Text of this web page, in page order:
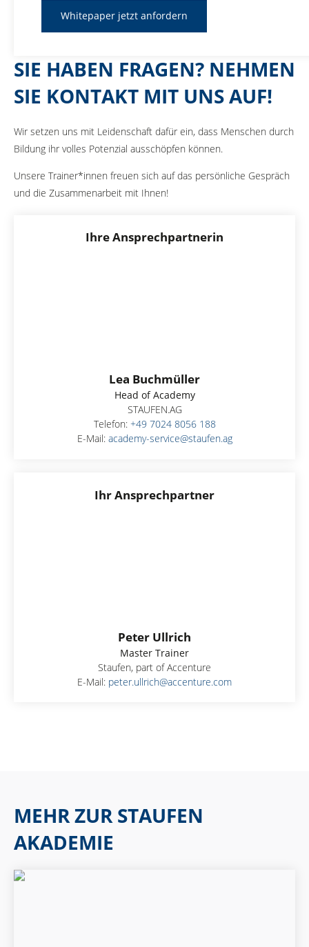
SIE HABEN FRAGEN? NEHMEN
SIE KONTAKT MIT UNS AUF!
Wir setzen uns mit Leidenschaft dafür ein, dass Menschen durch
Bildung ihr volles Potenzial ausschöpfen können.
Unsere Trainer*innen freuen sich auf das persönliche Gespräch
und die Zusammenarbeit mit Ihnen!
Ihre Ansprechpartnerin
Lea Buchmüller
Head of Academy
STAUFEN.AG
Telefon: +49 7024 8056 188
E-Mail: academy-service@staufen.ag
Ihr Ansprechpartner
Peter Ullrich
Master Trainer
Staufen, part of Accenture
E-Mail: peter.ullrich@accenture.com
MEHR ZUR STAUFEN
AKADEMIE